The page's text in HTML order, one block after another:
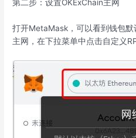
第二步：设置OKExChain主网
打开MetaMask，可以看到钱包
主网，在下拉菜单中点击自定义